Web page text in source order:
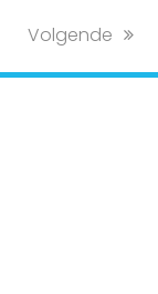
next
Volgende